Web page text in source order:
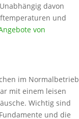
davon
und
von
im Normalbetrieb
mit einem leisen
Wichtig sind
und die